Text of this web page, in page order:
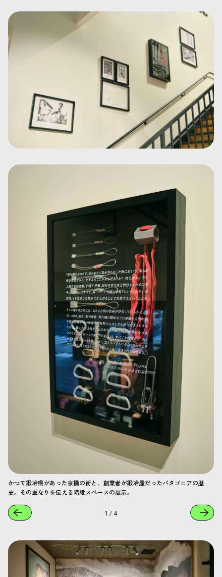
かつて鍛冶橋があった京橋の街と、創業者が鍛冶屋だったパタゴニアの歴
史。その重なりを伝える階段スペースの展示。
1 / 4